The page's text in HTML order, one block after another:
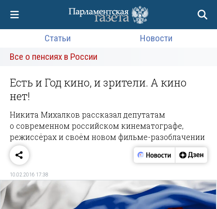
Статьи
Новости
Все о пенсиях в России
Есть и Год кино, и зрители. А кино
нет!
Никита Михалков рассказал депутатам
о современном российском кинематографе,
режиссёрах и своём новом фильме-разоблачении
10.02.2016 17:38